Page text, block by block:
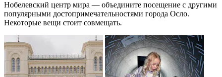
Нобелевский центр мира — объедините посещение с другими
популярными достопримечательностями города Осло.
Некоторые вещи стоит совмещать.